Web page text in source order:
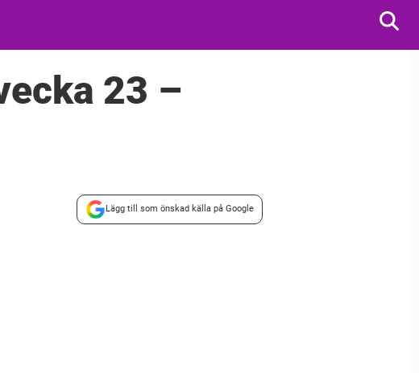
23 –
Lägg till som önskad källa på Google